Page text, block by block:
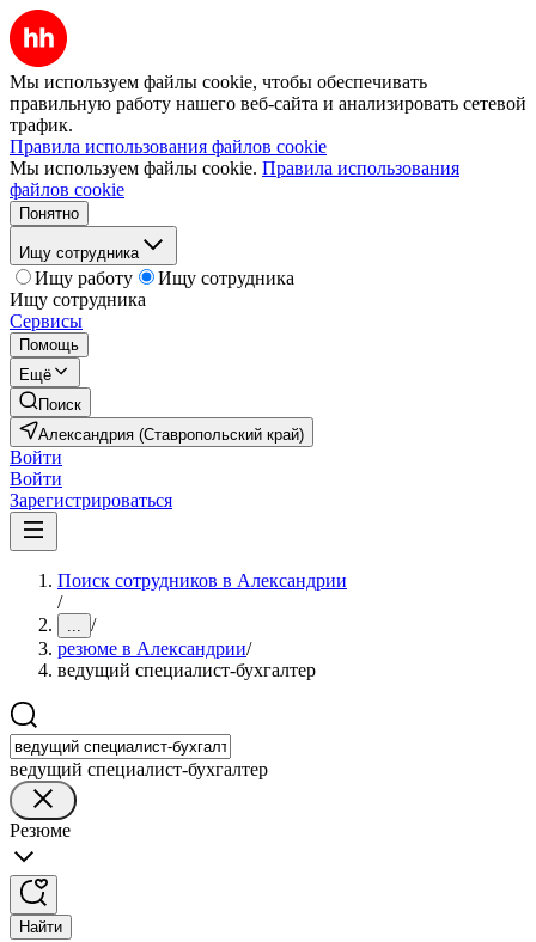
Мы используем файлы cookie, чтобы обеспечивать
правильную работу нашего веб-сайта и анализировать сетевой
трафик.
Правила использования файлов cookie
Мы используем файлы cookie. Правила использования
файлов cookie
Понятно
Ищу сотрудника
Ищу работу
Ищу сотрудника
Ищу сотрудника
Сервисы
Помощь
Ещё
Поиск
Александрия (Ставропольский край)
Войти
Войти
Зарегистрироваться
Поиск сотрудников в Александрии
/
... /
резюме в Александрии/
ведущий специалист-бухгалтер
ведущий специалист-бухгалтер
Резюме
Найти